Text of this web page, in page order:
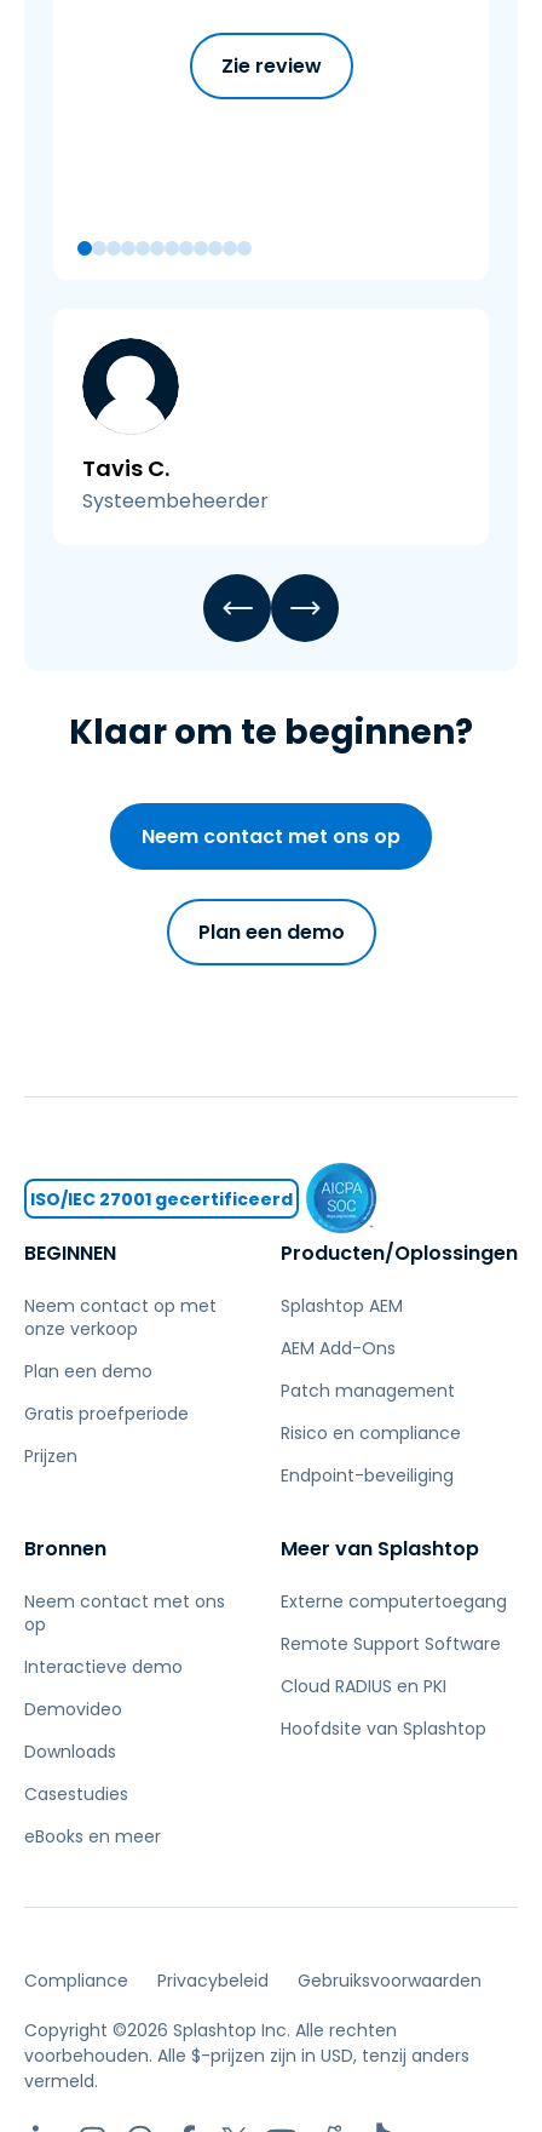
Zie review
Tavis C.
Systeembeheerder
Klaar om te beginnen?
Neem contact met ons op
Plan een demo
BEGINNEN
Neem contact op met
onze verkoop
Plan een demo
Gratis proefperiode
Prijzen
Producten/Oplossingen
Splashtop AEM
AEM Add-Ons
Patch management
Risico en compliance
Endpoint-beveiliging
Bronnen
Neem contact met ons
op
Interactieve demo
Demovideo
Downloads
Casestudies
eBooks en meer
Meer van Splashtop
Externe computertoegang
Remote Support Software
Cloud RADIUS en PKI
Hoofdsite van Splashtop
ISO/IEC 27001 gecertificeerd
Compliance Privacybeleid Gebruiksvoorwaarden
Copyright ©2026 Splashtop Inc. Alle rechten
voorbehouden. Alle $-prijzen zijn in USD, tenzij anders
vermeld.